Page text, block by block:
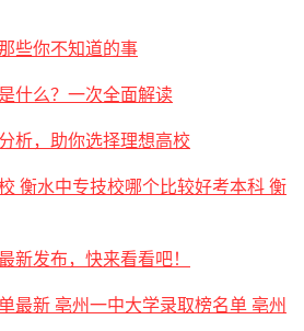
些你不知道的事
什么？一次全面解读
析，助你选择理想高校
衡水中专技校哪个比较好考本科 衡
新发布，快来看看吧！
最新 亳州一中大学录取榜名单 亳州